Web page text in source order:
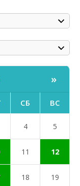
»
СБ ВС
4 5
11 12
18 19